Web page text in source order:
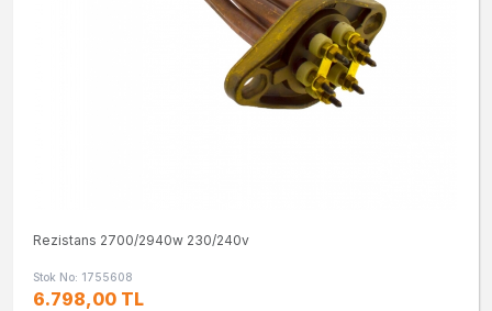
Rezistans 2700/2940w 230/240v
Stok No: 1755608
6.798,00 TL